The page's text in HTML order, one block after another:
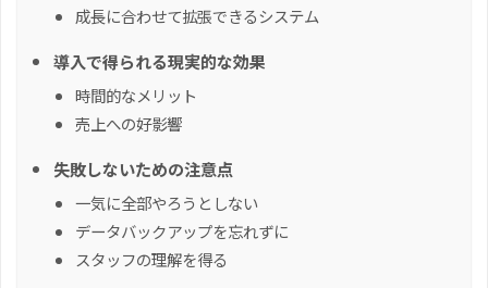
成長に合わせて拡張できるシステム
導入で得られる現実的な効果
時間的なメリット
売上への好影響
失敗しないための注意点
一気に全部やろうとしない
データバックアップを忘れずに
スタッフの理解を得る